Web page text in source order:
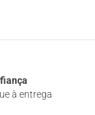
à entrega